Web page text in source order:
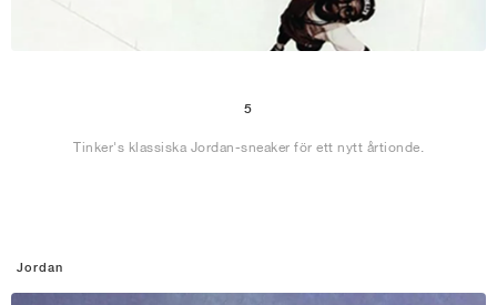
5
Tinker's klassiska Jordan-sneaker för ett nytt årtionde.
Jordan